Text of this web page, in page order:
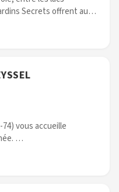
Secrets offrent aux
vous accueille